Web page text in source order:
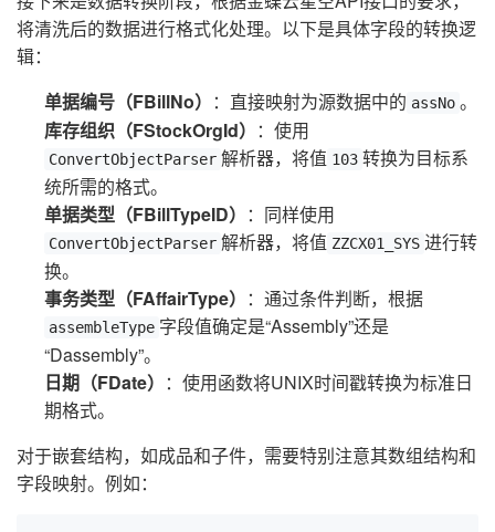
将清洗后的数据进行格式化处理。以下是具体字段的转换逻
辑：
单据编号（FBillNo） ：直接映射为源数据中的 assNo 。
库存组织（FStockOrgId） ：使用
ConvertObjectParser 解析器，将值 103 转换为目标系
统所需的格式。
单据类型（FBillTypeID） ：同样使用
ConvertObjectParser 解析器，将值 ZZCX01_SYS 进行转
换。
事务类型（FAffairType） ：通过条件判断，根据
assembleType 字段值确定是“Assembly”还是
“Dassembly”。
日期（FDate） ：使用函数将UNIX时间戳转换为标准日
期格式。
对于嵌套结构，如成品和子件，需要特别注意其数组结构和
字段映射。例如：